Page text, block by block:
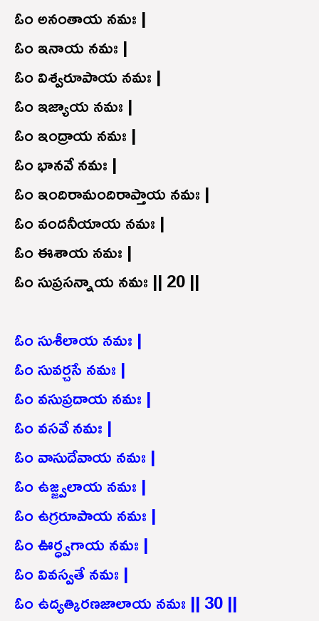
ఓం అనంతాయ నమః |
ఓం ఇనాయ నమః |
ఓం విశ్వరూపాయ నమః |
ఓం ఇజ్యాయ నమః |
ఓం ఇంద్రాయ నమః |
ఓం భానవే నమః |
ఓం ఇందిరామందిరాప్తాయ నమః |
ఓం వందనీయాయ నమః |
ఓం ఈశాయ నమః |
ఓం సుప్రసన్నాయ నమః || 20 ||
ఓం సుశీలాయ నమః |
ఓం సువర్చసే నమః |
ఓం వసుప్రదాయ నమః |
ఓం వసవే నమః |
ఓం వాసుదేవాయ నమః |
ఓం ఉజ్జ్వలాయ నమః |
ఓం ఉగ్రరూపాయ నమః |
ఓం ఊర్ధ్వగాయ నమః |
ఓం వివస్వతే నమః |
ఓం ఉద్యత్కిరణజాలాయ నమః || 30 ||